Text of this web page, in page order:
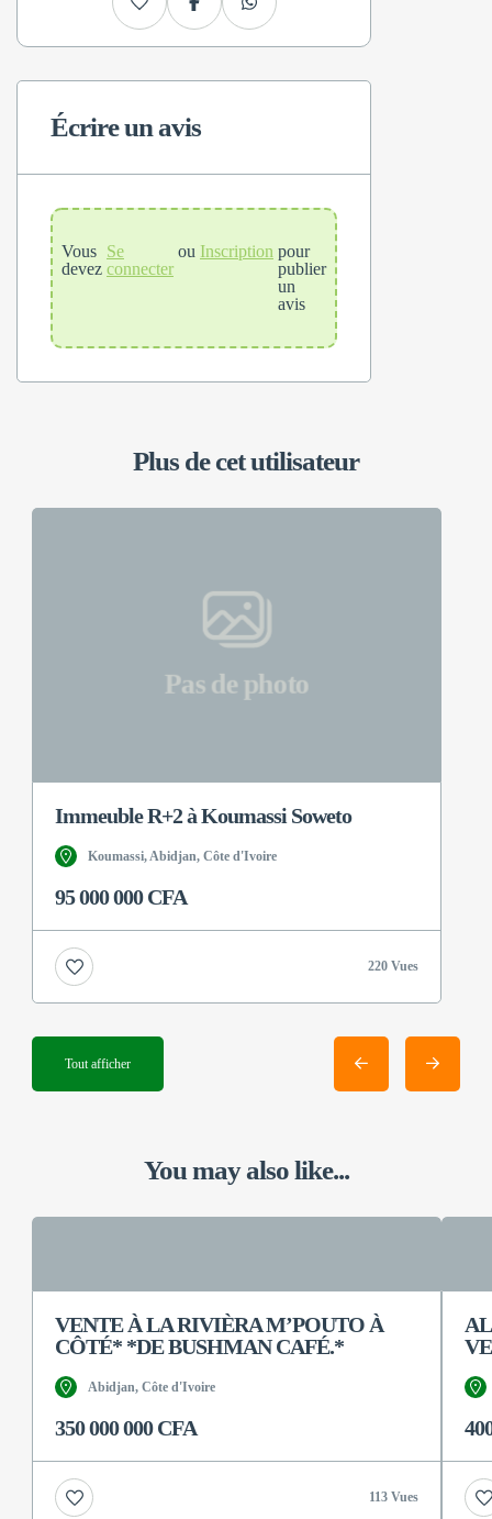
Écrire un avis
Vous
devez
Se
connecter
ou Inscription pour
publier
un
avis
Plus de cet utilisateur
Pas de photo
Immeuble R+2 à Koumassi Soweto
Koumassi, Abidjan, Côte d'Ivoire
95 000 000 CFA
220 Vues
Tout afficher
You may also like...
VENTE À LA RIVIÈRA M’POUTO À
CÔTÉ* *DE BUSHMAN CAFÉ.*
Abidjan, Côte d'Ivoire
350 000 000 CFA
113 Vues